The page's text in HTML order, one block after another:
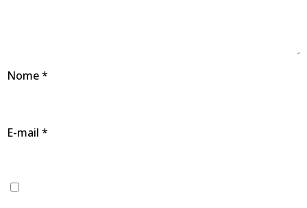
Nome*
E-mail *